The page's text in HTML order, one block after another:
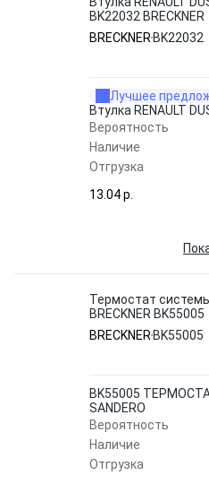
BK22032 BRECKNER
BRECKNER BK22032
Лучшее
Втулка RENAULT
Вероятность
Наличие
Отгрузка
13.04 p.
Термостат
BRECKNER BK55005
BRECKNER BK55005
BK55005
SANDERO
Вероятность
Наличие
Отгрузка